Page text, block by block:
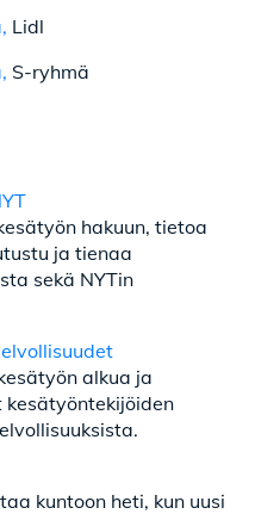
Lidl
S-ryhmä
hakuun, tietoa
ja tienaa
sekä NYTin
alkua ja
kesätyöntekijöiden
kuntoon heti, kun uusi